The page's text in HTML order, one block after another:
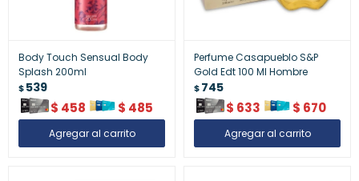
Body Touch Sensual Body
Splash 200ml
$539
$ 458 $ 485
Perfume Casapueblo S&P
Gold Edt 100 Ml Hombre
$745
$ 633 $ 670